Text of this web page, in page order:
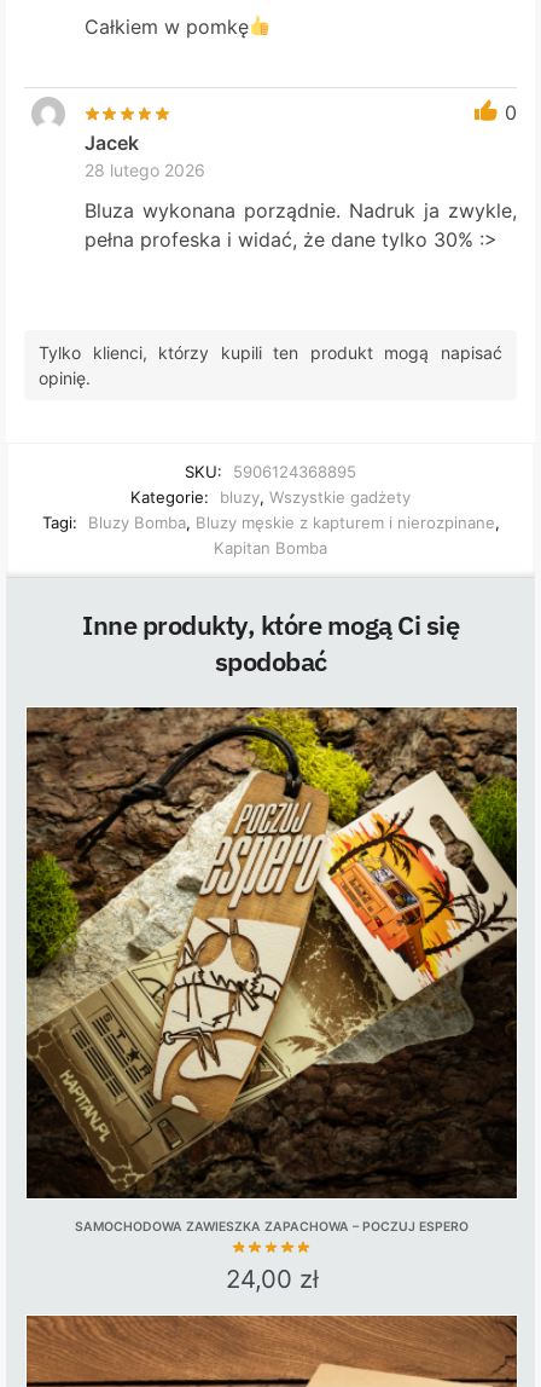
Całkiem w pomkę
0
Jacek
28 lutego 2026
Bluza wykonana porządnie. Nadruk ja zwykle,
pełna profeska i widać, że dane tylko 30% :>
Tylko klienci, którzy kupili ten produkt mogą napisać
opinię.
SKU:
5906124368895
Kategorie:
bluzy, Wszystkie gadżety
Tagi:
Bluzy Bomba, Bluzy męskie z kapturem i nierozpinane,
Kapitan Bomba
Inne produkty, które mogą Ci się
spodobać
SAMOCHODOWA ZAWIESZKA ZAPACHOWA – POCZUJ ESPERO
24,00 zł